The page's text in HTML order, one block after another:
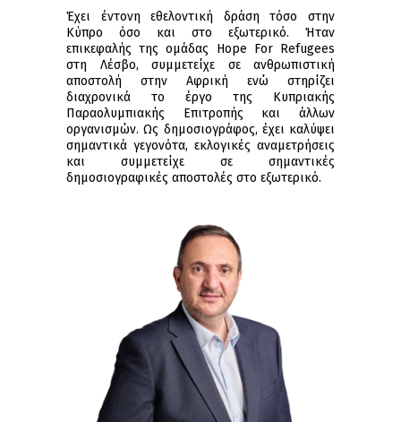
Έχει έντονη εθελοντική δράση τόσο στην
Κύπρο όσο και στο εξωτερικό. Ήταν
επικεφαλής της ομάδας Hope For Refugees
στη Λέσβο, συμμετείχε σε ανθρωπιστική
αποστολή στην Αφρική ενώ στηρίζει
διαχρονικά το έργο της Κυπριακής
Παραολυμπιακής Επιτροπής και άλλων
οργανισμών. Ως δημοσιογράφος, έχει καλύψει
σημαντικά γεγονότα, εκλογικές αναμετρήσεις
και συμμετείχε σε σημαντικές
δημοσιογραφικές αποστολές στο εξωτερικό.